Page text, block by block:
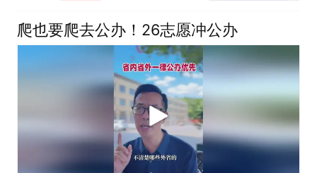
爬也要爬去公办！26志愿冲公办